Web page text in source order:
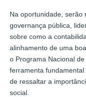
Na oportunidade, serão
governança pública,
sobre como a
alinhamento de uma
o Programa Nacional
ferramenta
de ressaltar a
social.